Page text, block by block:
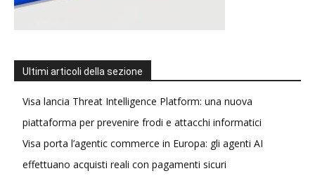
Ultimi articoli della sezione
Visa lancia Threat Intelligence Platform: una nuova
piattaforma per prevenire frodi e attacchi informatici
Visa porta l’agentic commerce in Europa: gli agenti AI
effettuano acquisti reali con pagamenti sicuri